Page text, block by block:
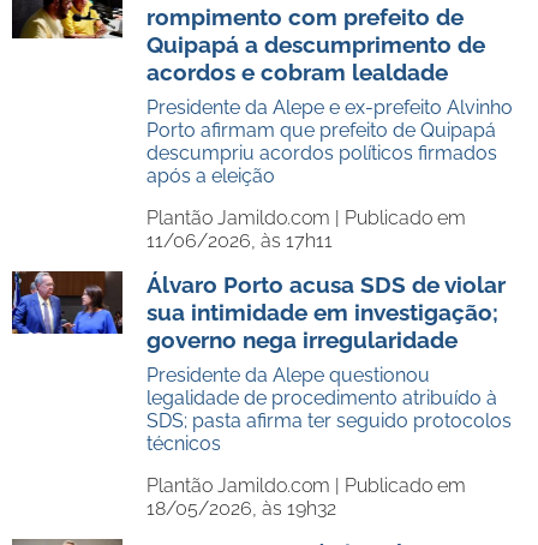
rompimento com prefeito de
Quipapá a descumprimento de
acordos e cobram lealdade
Presidente da Alepe e ex-prefeito Alvinho
Porto afirmam que prefeito de Quipapá
descumpriu acordos políticos firmados
após a eleição
Plantão Jamildo.com | Publicado em
11/06/2026, às 17h11
Álvaro Porto acusa SDS de violar
sua intimidade em investigação;
governo nega irregularidade
Presidente da Alepe questionou
legalidade de procedimento atribuído à
SDS; pasta afirma ter seguido protocolos
técnicos
Plantão Jamildo.com | Publicado em
18/05/2026, às 19h32